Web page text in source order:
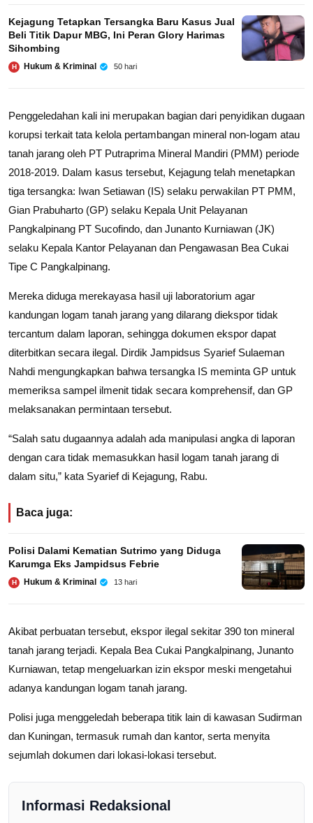
Kejagung Tetapkan Tersangka Baru Kasus Jual
Beli Titik Dapur MBG, Ini Peran Glory Harimas
Sihombing
H Hukum & Kriminal 50 hari
Penggeledahan kali ini merupakan bagian dari penyidikan dugaan
korupsi terkait tata kelola pertambangan mineral non-logam atau
tanah jarang oleh PT Putraprima Mineral Mandiri (PMM) periode
2018-2019. Dalam kasus tersebut, Kejagung telah menetapkan
tiga tersangka: Iwan Setiawan (IS) selaku perwakilan PT PMM,
Gian Prabuharto (GP) selaku Kepala Unit Pelayanan
Pangkalpinang PT Sucofindo, dan Junanto Kurniawan (JK)
selaku Kepala Kantor Pelayanan dan Pengawasan Bea Cukai
Tipe C Pangkalpinang.
Mereka diduga merekayasa hasil uji laboratorium agar
kandungan logam tanah jarang yang dilarang diekspor tidak
tercantum dalam laporan, sehingga dokumen ekspor dapat
diterbitkan secara ilegal. Dirdik Jampidsus Syarief Sulaeman
Nahdi mengungkapkan bahwa tersangka IS meminta GP untuk
memeriksa sampel ilmenit tidak secara komprehensif, dan GP
melaksanakan permintaan tersebut.
“Salah satu dugaannya adalah ada manipulasi angka di laporan
dengan cara tidak memasukkan hasil logam tanah jarang di
dalam situ,” kata Syarief di Kejagung, Rabu.
Baca juga:
Polisi Dalami Kematian Sutrimo yang Diduga
Karumga Eks Jampidsus Febrie
H Hukum & Kriminal 13 hari
Akibat perbuatan tersebut, ekspor ilegal sekitar 390 ton mineral
tanah jarang terjadi. Kepala Bea Cukai Pangkalpinang, Junanto
Kurniawan, tetap mengeluarkan izin ekspor meski mengetahui
adanya kandungan logam tanah jarang.
Polisi juga menggeledah beberapa titik lain di kawasan Sudirman
dan Kuningan, termasuk rumah dan kantor, serta menyita
sejumlah dokumen dari lokasi-lokasi tersebut.
Informasi Redaksional